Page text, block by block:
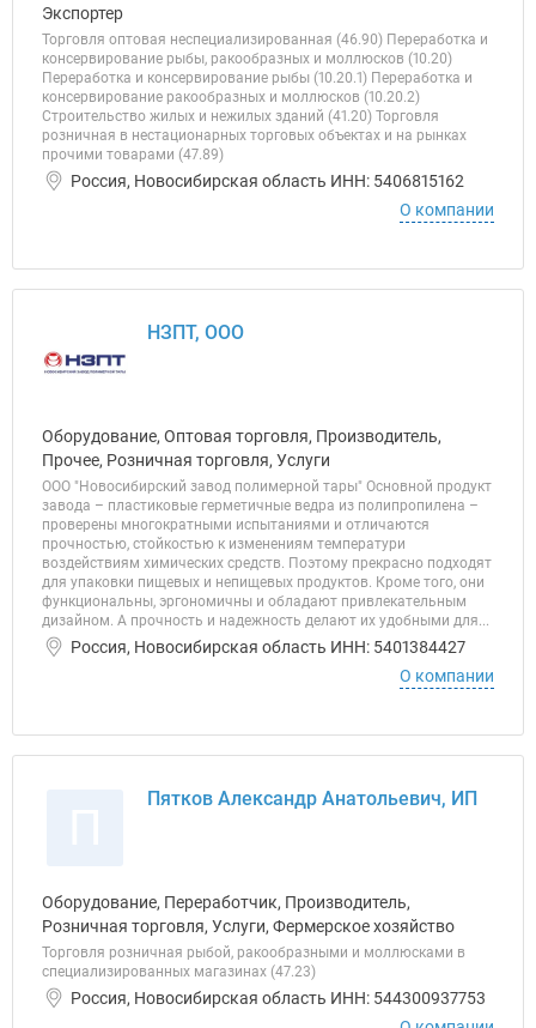
Экспортер
Торговля оптовая неспециализированная (46.90) Переработка и
консервирование рыбы, ракообразных и моллюсков (10.20)
Переработка и консервирование рыбы (10.20.1) Переработка и
консервирование ракообразных и моллюсков (10.20.2)
Строительство жилых и нежилых зданий (41.20) Торговля
розничная в нестационарных торговых объектах и на рынках
прочими товарами (47.89)
Россия, Новосибирская область ИНН: 5406815162
О компании
НЗПТ, ООО
Оборудование, Оптовая торговля, Производитель,
Прочее, Розничная торговля, Услуги
ООО "Новосибирский завод полимерной тары" Основной продукт
завода – пластиковые герметичные ведра из полипропилена –
проверены многократными испытаниями и отличаются
прочностью, стойкостью к изменениям температури
воздействиям химических средств. Поэтому прекрасно подходят
для упаковки пищевых и непищевых продуктов. Кроме того, они
функциональны, эргономичны и обладают привлекательным
дизайном. А прочность и надежность делают их удобными для...
Россия, Новосибирская область ИНН: 5401384427
О компании
Пятков Александр Анатольевич, ИП
Оборудование, Переработчик, Производитель,
Розничная торговля, Услуги, Фермерское хозяйство
Торговля розничная рыбой, ракообразными и моллюсками в
специализированных магазинах (47.23)
Россия, Новосибирская область ИНН: 544300937753